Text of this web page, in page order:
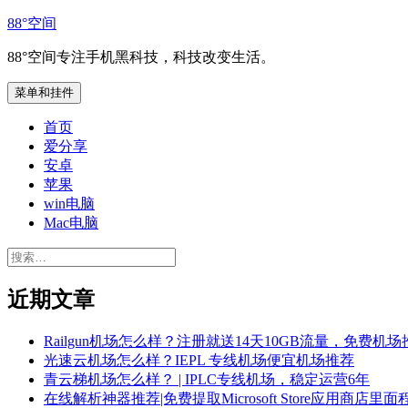
跳
内
容
88°空间
88°空间专注手机黑科技，科技改变生活。
菜单和挂件
首页
爱分享
安卓
苹果
win电脑
Mac电脑
搜
近期文章
Railgun机场怎么样？注册就送14天10GB流量，免费机场
光速云机场怎么样？IEPL 专线机场便宜机场推荐
青云梯机场怎么样？ | IPLC专线机场，稳定运营6年
在线解析神器推荐|免费提取Microsoft Store应用商店里面